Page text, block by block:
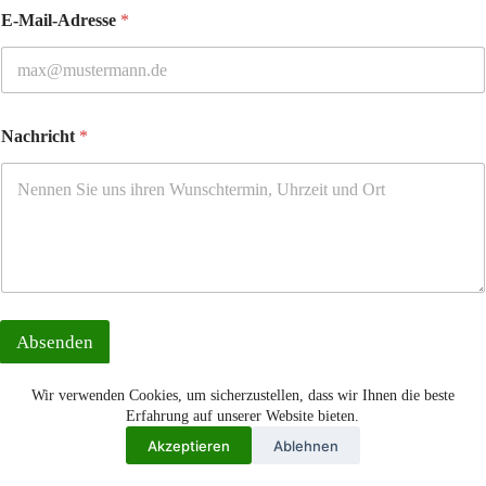
Wir verwenden Cookies, um sicherzustellen, dass wir Ihnen die beste
Erfahrung auf unserer Website bieten.
Akzeptieren Ablehnen
E-Mail-Adresse *
Nachricht *
Absenden
Kontakt
Datenschutzerklärung